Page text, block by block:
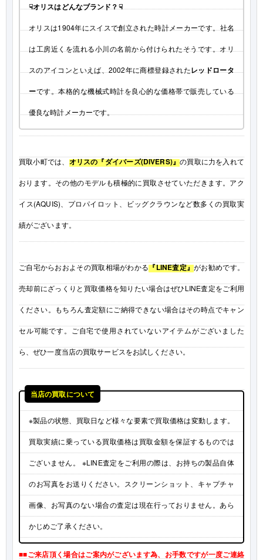
☟オリスはどんなブランド？☟
オリスは1904年にスイスで創立された時計メーカーです。社名
は工房近くを流れる小川の名前から付けられたそうです。オリ
スのアイコンといえば、2002年に商標登録されたレッドロータ
ーです。本格的な機械式時計を良心的な価格帯で販売している
優良な時計メーカーです。
買取小町では、 オリスの『ダイバーズ(DIVERS)』の買取に力を入れて
おります。その他のモデルも積極的に買取させていただきます。アク
イス(AQUIS)、プロパイロット、ビッグクラウンなど数多くの買取実
績がございます。
ご自宅からおおよその買取相場がわかる『LINE査定』がお勧めです。
売却前にざっくりと買取価格を知りたい場合はぜひLINE査定をご利用
ください。もちろん査定額にご納得できない場合はその時点でキャン
セル可能です。ご自宅で使用されていないアイテムがございました
ら、ぜひ一度当店の買取サービスをお試しください。
当店の買取について
※製品の状態、買取日など様々な要素で買取価格は変動します。
買取実績に乗っている買取価格は買取金額を保証するものでは
ございません。 ※LINE査定をご利用の際は、お持ちの製品自体
のお写真をお送りください。スクリーンショット、キャプチャ
画像、お写真のない場合の査定は現在行っておりません。あら
かじめご了承ください。
■■ご来店頂く場合はご案内がございます為、お手数ですが一度ご連絡